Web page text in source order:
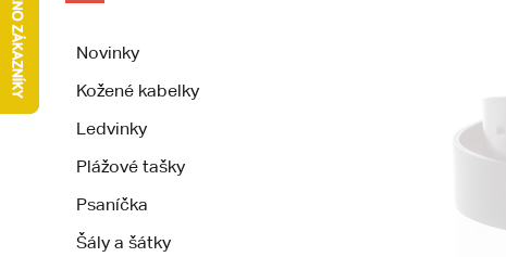
Novinky
Kožené kabelky
Ledvinky
Plážové tašky
Psaníčka
Šály a šátky